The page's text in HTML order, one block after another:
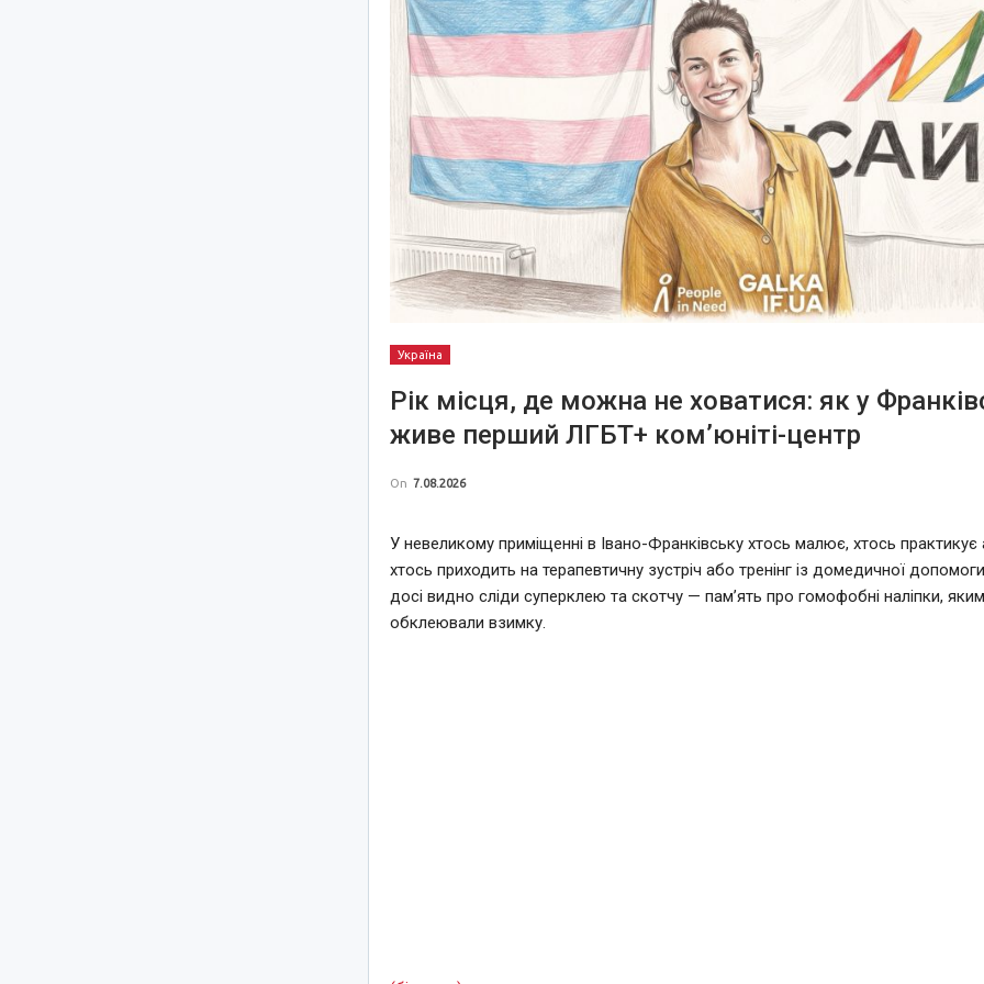
Україна
Рік місця, де можна не ховатися: як у
живе перший ЛГБТ+ ком’юніті-центр
On 7.08.2026
У невеликому приміщенні в Івано-Франківську хтось малює, хтось практикує
хтось приходить на терапевтичну зустріч або тренінг із домедичної
досі видно сліди суперклею та скотчу — пам’ять про гомофобні наліпки,
обклеювали взимку.